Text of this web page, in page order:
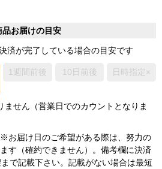
品お届けの目安
済が完了している場合の目安です
1週間前後 10日前後 日時指定×
ません（営業日でのカウントとなりま
届け日のご希望がある際は、努力の
す（確約できません）。備考欄に決済
で記載下さい。記載がない場合は最短